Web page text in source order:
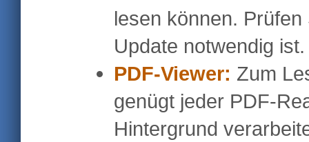
lesen können.
Update notwendig ist.
PDF-Viewer: Zum
genügt jeder PDF-
Hintergrund